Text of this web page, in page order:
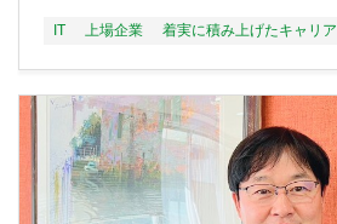
IT 上場企業 着実に積み上げたキャリア